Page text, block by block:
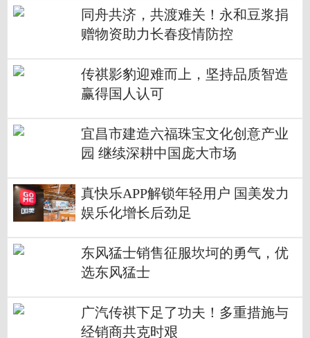
同舟共济，共渡难关！永和豆浆捐
赠物资助力长春疫情防控
传祺影豹迎难而上，坚持品质智造
赢得国人认可
宜昌市建造六福珠宝文化创意产业
园 继续深耕中国庞大市场
真快乐APP解锁年轻用户 国美发力
娱乐化增长后劲足
东风猛士销售征服坎坷的勇气，优
选东风猛士
广汽传祺下足了功夫！多重措施与
经销商共克时艰